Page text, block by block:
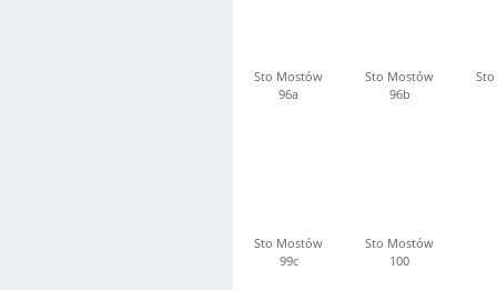
Sto Mostów
96a
Sto Mostów
96b
Sto Mostów
99c
Sto Mostów
100